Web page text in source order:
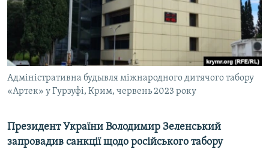
ВІДЕОУРОКИ «ELIFBE»
СВІДЧЕННЯ ОКУПАЦІЇ
УКРАЇНСЬКА ПРОБЛЕМА КРИМУ
ІНФОГРАФІКА
Русский
Qırımtatar
ДОЛУЧАЙСЯ!
Усі сайти RFE/RL
Адміністративна будывля міжнародного дитячого табору
«Артек» у Гурзуфі, Крим, червень 2023 року
Президент України Володимир Зеленський
запровадив санкції щодо російського табору